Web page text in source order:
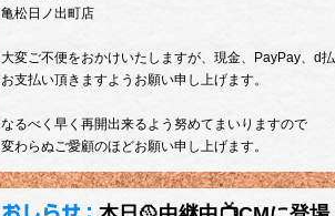
亀松日ノ出町店
大変ご不便をおかけいたしますが、現金、PayPay、d
お支払い頂きますようお願い申し上げます。
なるべく早く再開出来るよう努めてまいりますので
変わらぬご愛顧のほどお願い申し上げます。